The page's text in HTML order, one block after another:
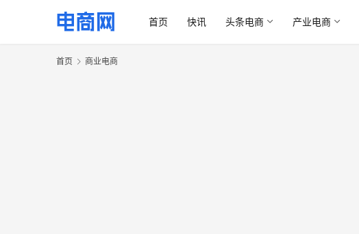
首页 快讯 头条电商 产业电商
首页 商业电商